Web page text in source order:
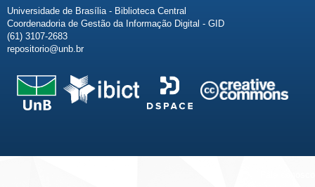
Universidade de Brasília - Biblioteca Central
Coordenadoria de Gestão da Informação Digital - GID
(61) 3107-2683
repositorio@unb.br